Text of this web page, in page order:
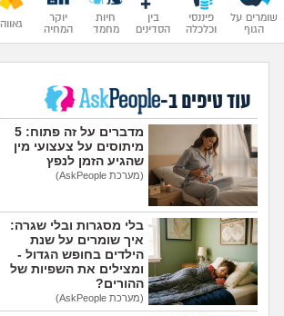
שומרים על
הגוף
פיננסי
וכלכלה
בין
הסדינים
חיות
מחמד
יוקר
המחיה
גאווה
עוד טיפים ב-
מדברים על זה פתוח: 5
מיתוסים על צעצועי מין
שהגיע הזמן לנפץ
(מערכת AskPeople)
בלי מסגרות ובלי שגרה:
איך שומרים על שנת
הילדים בחופש הגדול -
ומצילים את השפיות של
ההורים?
(מערכת AskPeople)